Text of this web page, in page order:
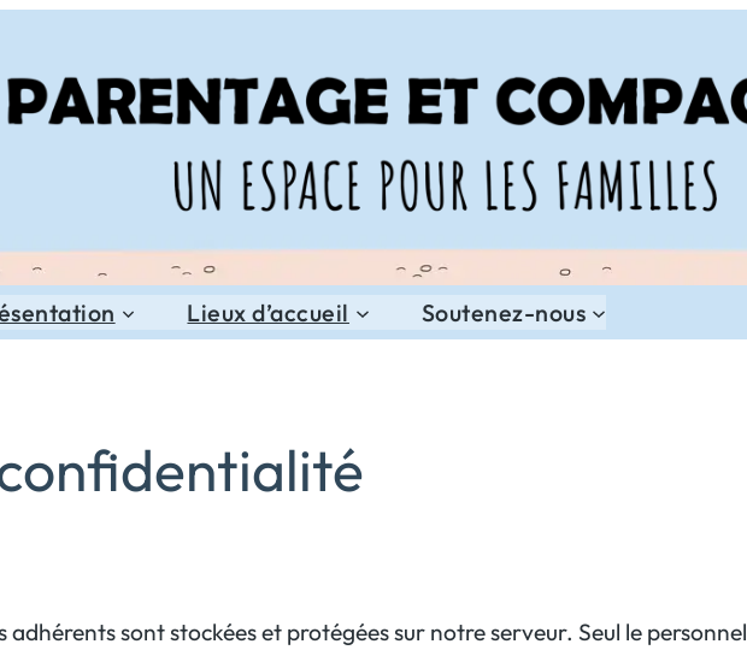
Lieux d’accueil Soutenez-nous
sont stockées et protégées sur notre serveur. Seul le personnel